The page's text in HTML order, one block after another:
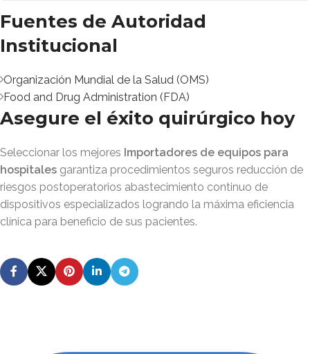
Fuentes de Autoridad
Institucional
Organización Mundial de la Salud (OMS)
Food and Drug Administration (FDA)
Asegure el éxito quirúrgico hoy
Seleccionar los mejores Importadores de equipos para
hospitales garantiza procedimientos seguros reducción de
riesgos postoperatorios abastecimiento continuo de
dispositivos especializados logrando la máxima eficiencia
clínica para beneficio de sus pacientes.